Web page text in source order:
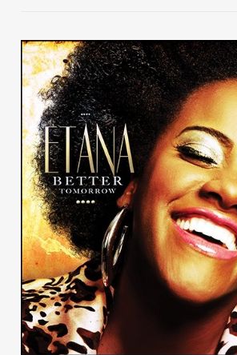
Home
Cover Story
Publicidad
Contacto
Aviso Legal
© 2015-2022 UMOMAG. PROPIEDAD DE
DERECHOS RESERVADOS.